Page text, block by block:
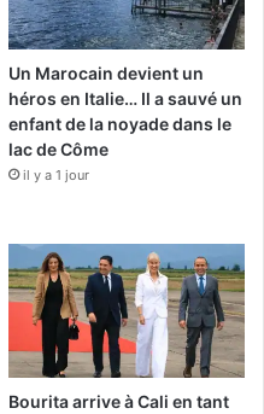
Un Marocain devient un
héros en Italie… Il a sauvé un
enfant de la noyade dans le
lac de Côme
il y a 1 jour
Bourita arrive à Cali en tant